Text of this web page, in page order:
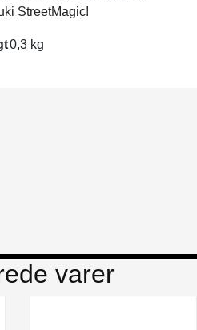
StreetMagic!
0,3 kg
varer